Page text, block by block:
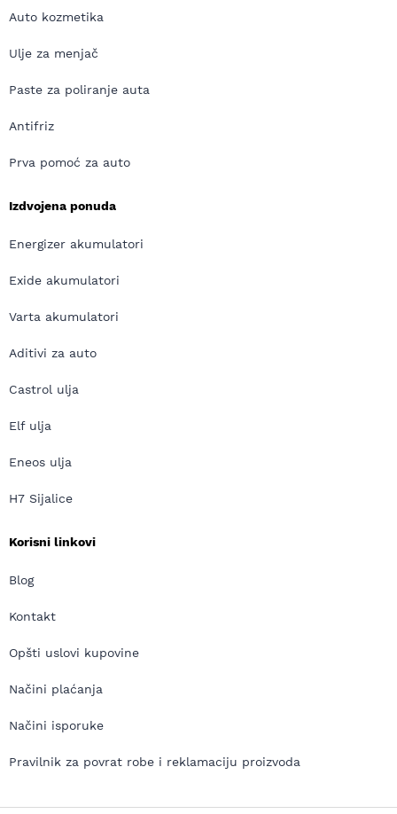
Auto kozmetika
Ulje za menjač
Paste za poliranje auta
Antifriz
Prva pomoć za auto
Izdvojena ponuda
Energizer akumulatori
Exide akumulatori
Varta akumulatori
Aditivi za auto
Castrol ulja
Elf ulja
Eneos ulja
H7 Sijalice
Korisni linkovi
Blog
Kontakt
Opšti uslovi kupovine
Načini plaćanja
Načini isporuke
Pravilnik za povrat robe i reklamaciju proizvoda